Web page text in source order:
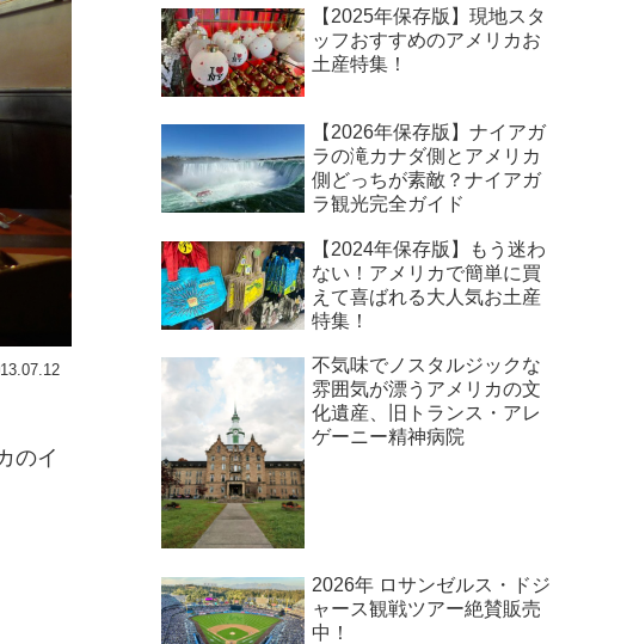
のイ
【2025年保存版】現地スタ
ッフおすすめのアメリカお
土産特集！
【2026年保存版】ナイアガ
ラの滝カナダ側とアメリカ
側どっちが素敵？ナイアガ
ラ観光完全ガイド
【2024年保存版】もう迷わ
ない！アメリカで簡単に買
えて喜ばれる大人気お土産
特集！
不気味でノスタルジックな
雰囲気が漂うアメリカの文
化遺産、旧トランス・アレ
ゲーニー精神病院
2026年 ロサンゼルス・ドジ
ャース観戦ツアー絶賛販売
中！